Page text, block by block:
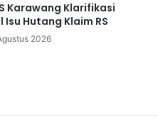
Karawang Klarifikasi
Isu Hutang Klaim RS
2026